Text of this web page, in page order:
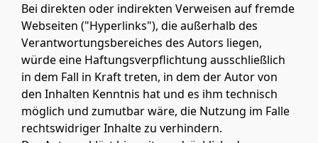
Bei direkten oder indirekten Verweisen auf fremde
Webseiten ("Hyperlinks"), die außerhalb des
Verantwortungsbereiches des Autors liegen,
würde eine Haftungsverpflichtung ausschließlich
in dem Fall in Kraft treten, in dem der Autor von
den Inhalten Kenntnis hat und es ihm technisch
möglich und zumutbar wäre, die Nutzung im Falle
rechtswidriger Inhalte zu verhindern.